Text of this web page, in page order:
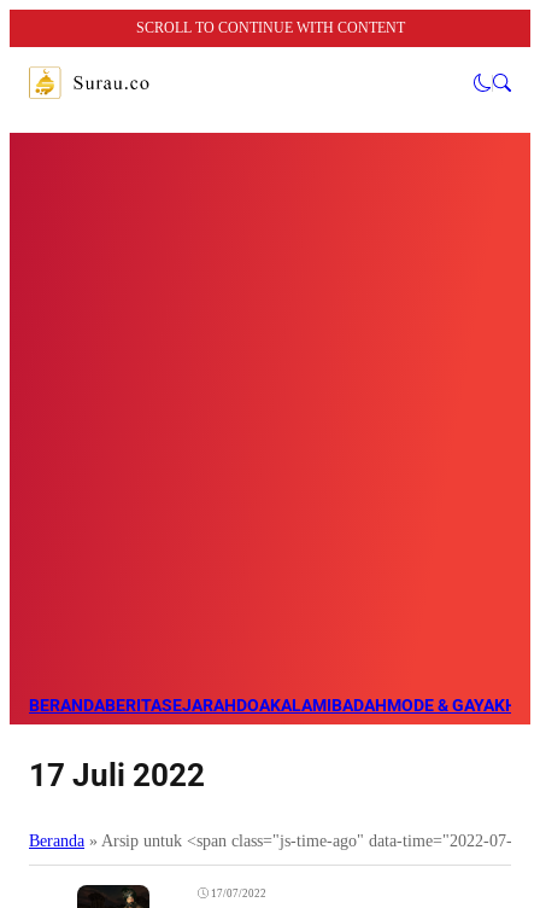
SCROLL TO CONTINUE WITH CONTENT
BERANDABERITASEJARAHDOAKALAMIBADAHMODE & GAYA
17 Juli 2022
Beranda » Arsip untuk <span class="js-time-ago" data-time="2022-07-
17/07/2022